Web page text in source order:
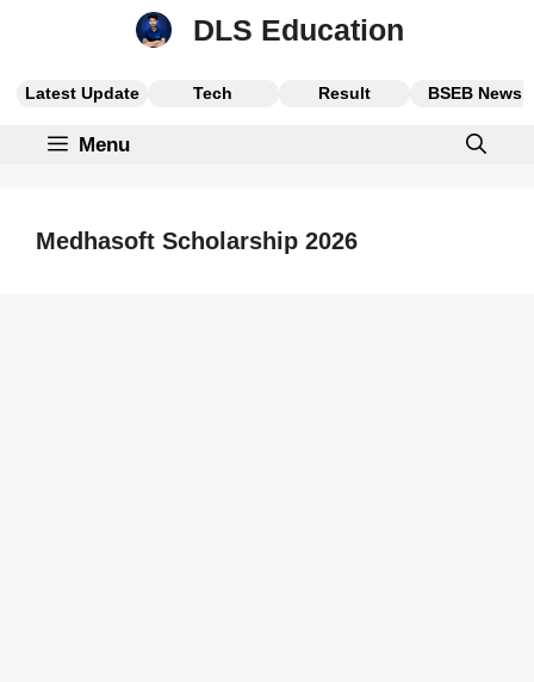
DLS Education
Latest Update Tech Result BSEB News
Menu
Medhasoft Scholarship 2026